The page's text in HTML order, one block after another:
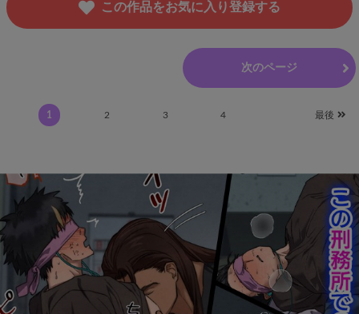
この作品をお気に入り登録する
次のページ
1 2 3 4 最後